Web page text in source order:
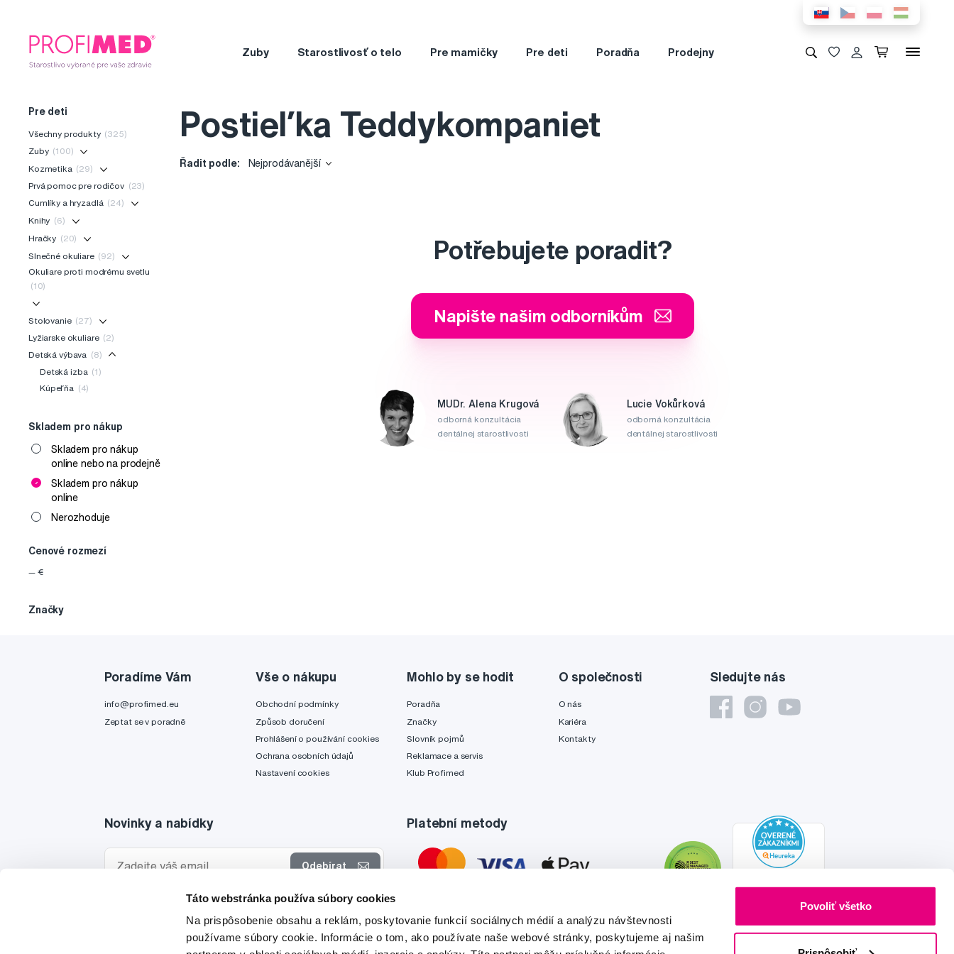
Táto webstránka používa súbory cookies
Na prispôsobenie obsahu a reklám, poskytovanie funkcií sociálnych médií a analýzu návštevnosti
používame súbory cookie. Informácie o tom, ako používate naše webové stránky, poskytujeme aj našim
Povoliť všetko
Zuby Starostlivosť o telo Pre mamičky Pre deti Poradňa Prodejny
Pre deti
Všechny produkty (325)
Zuby (100)
Kozmetika (29)
Prvá pomoc pre rodičov (23)
Cumlíky a hryzadlá (24)
Knihy (6)
Hračky (20)
Slnečné okuliare (92)
Okuliare proti modrému svetlu
(10)
Stolovanie (27)
Lyžiarske okuliare (2)
Detská výbava (8)
Detská izba (1)
Kúpeľňa (4)
Skladem pro nákup
Skladem pro nákup
online nebo na prodejně
Skladem pro nákup
online
Nerozhoduje
Cenové rozmezí
—€
Značky
Postieľka Teddykompaniet
Řadit podle: Nejprodávanější
Potřebujete poradit?
Napište našim odborníkům
MUDr. Alena Krugová
odborná konzultácia
dentálnej starostlivosti
Lucie Vokůrková
odborná konzultácia
dentálnej starostlivosti
Sledujte nás
Poradíme Vám
info@profimed.eu
Zeptat se v poradně
Vše o nákupu
Obchodní podmínky
Způsob doručení
Prohlášení o používání cookies
Ochrana osobních údajů
Nastavení cookies
Mohlo by se hodit
Poradňa
Značky
Slovník pojmů
Reklamace a servis
Klub Profimed
O společnosti
O nás
Kariéra
Kontakty
Novinky a nabídky
Odebírat
zpracováním osobních údajůpro tyto účely.
Platební metody